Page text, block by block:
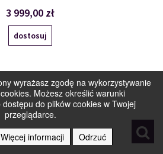
3 999,00 zł
dostosuj
wyrażasz zgodę na wykorzystywanie
Możesz określić warunki
do plików cookies w Twojej
przeglądarce.
Więcej informacji Odrzuć